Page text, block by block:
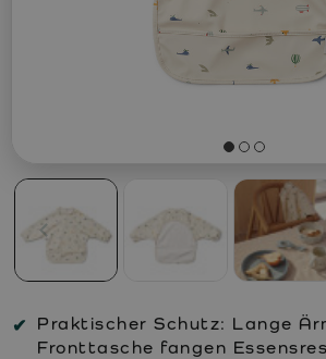
Praktischer Schutz: Lange
Fronttasche fangen